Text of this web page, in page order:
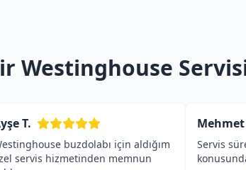
Westinghouse
T.
buzdolabı için aldığım
servis hizmetinden memnun
Mehmet
Servis